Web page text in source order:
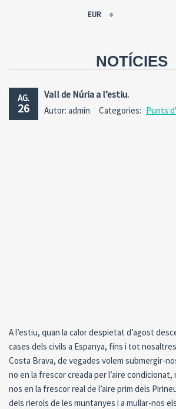
EUR
RUB
CNY
NOTÍCIES
AG.
26
Vall de Núria a l’estiu.
Autor: admin Categories: Punts
A l’estiu, quan la calor despietat d’agost
cases dels civils a Espanya, fins i tot
Costa Brava, de vegades volem submergir-
no en la frescor creada per l’aire condicionat,
nos en la frescor real de l’aire prim dels
dels rierols de les muntanyes i a mullar-nos